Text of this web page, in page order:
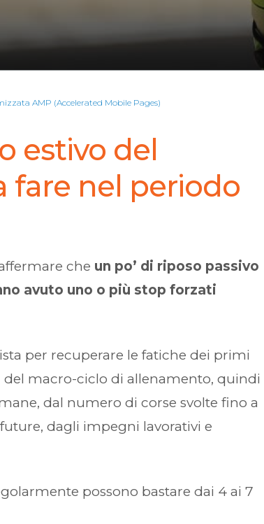
AMP (Accelerated Mobile Pages)
estivo del
fare nel periodo
che un po’ di riposo passivo
avuto uno o più stop forzati
per recuperare le fatiche dei primi
macro-ciclo di allenamento, quindi
dal numero di corse svolte fino a
dagli impegni lavorativi e
possono bastare dai 4 ai 7